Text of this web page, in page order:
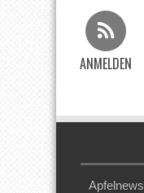
ANMELDEN
Apfelnews